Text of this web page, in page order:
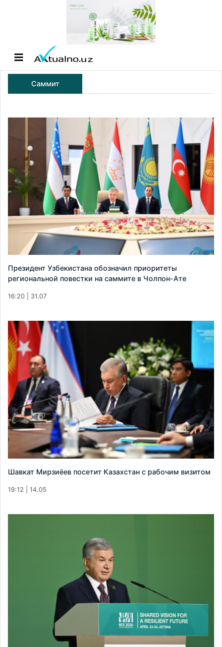
Саммит
Президент Узбекистана обозначил приоритеты
региональной повестки на саммите в Чолпон-Ате
16:20 | 31.07
Шавкат Мирзиёев посетит Казахстан с рабочим визитом
19:12 | 14.05